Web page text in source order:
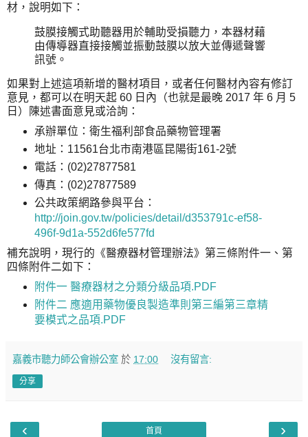
材，說明如下：
鼓膜接觸式助聽器用於輔助受損聽力，本器材藉
由傳導器直接接觸並振動鼓膜以放大並傳遞聲響
訊號。
如果對上述這項新增的醫材項目，或者任何醫材內容有修訂
意見，都可以在明天起 60 日內（也就是最晚 2017 年 6 月 5
日）陳述書面意見或洽詢：
承辦單位：衛生福利部食品藥物管理署
地址：11561台北市南港區昆陽街161-2號
電話：(02)27877581
傳真：(02)27877589
公共政策網路參與平台：
http://join.gov.tw/policies/detail/d353791c-ef58-
496f-9d1a-552d6fe577fd
補充說明，現行的《醫療器材管理辦法》第三條附件一、第
四條附件二如下：
附件一 醫療器材之分類分級品項.PDF
附件二 應適用藥物優良製造準則第三編第三章精
要模式之品項.PDF
嘉義市聽力師公會辦公室 於 17:00 沒有留言:
分享
‹ ›
首頁